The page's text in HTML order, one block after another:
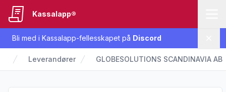
Bli med i Kassalapp-fellesskapet på Discord
Kassalapp®
Leverandører GLOBESOLUTIONS SCANDINAVIA AB